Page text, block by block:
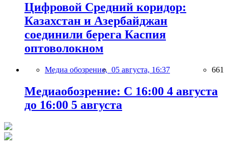
Цифровой Средний коридор:
Казахстан и Азербайджан
соединили берега Каспия
оптоволокном
Медиа обозрение, 05 августа, 16:37 661
Медиаобозрение: С 16:00 4 августа
до 16:00 5 августа